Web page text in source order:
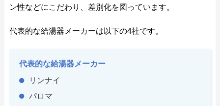
ン性などにこだわり、差別化を図っています。
代表的な給湯器メーカーは以下の4社です。
代表的な給湯器メーカー
リンナイ
パロマ